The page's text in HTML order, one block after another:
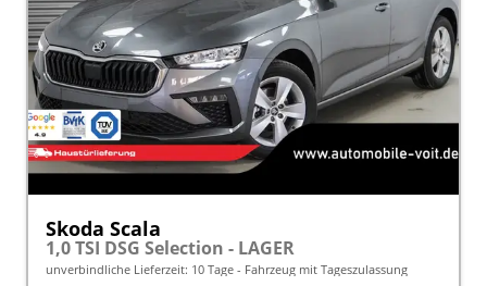
Skoda Scala
1,0 TSI DSG Selection - LAGER
unverbindliche Lieferzeit: 10 Tage Fahrzeug mit Tageszulassung